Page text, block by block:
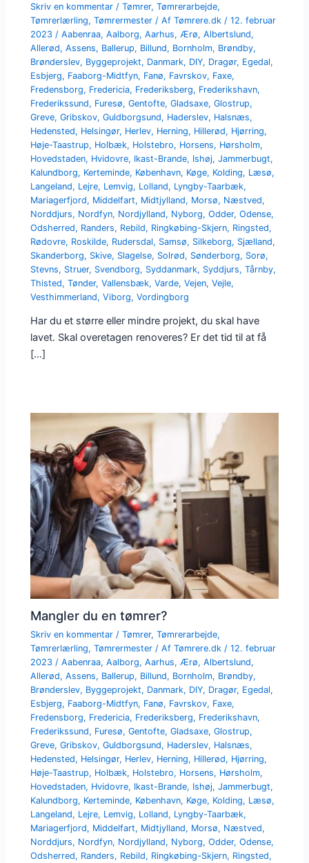
Skriv en kommentar /Tømrer,Tømrerarbejde,
Tømrerlærling,Tømrermester / AfTømrere.dk /12. februar
2023 /Aabenraa,Aalborg,Aarhus, Ærø,Albertslund,
Allerød,Assens, Ballerup, Billund, Bornholm, Brøndby,
Brønderslev, Byggeprojekt, Danmark, DIY, Dragør, Egedal,
Esbjerg, Faaborg-Midtfyn, Fanø, Favrskov, Faxe,
Fredensborg, Fredericia, Frederiksberg, Frederikshavn,
Frederikssund, Furesø,Gentofte,Gladsaxe,Glostrup,
Greve,Gribskov,Guldborgsund, Haderslev, Halsnæs,
Hedensted, Helsingør, Herlev, Herning, Hillerød, Hjørring,
Høje-Taastrup, Holbæk, Holstebro, Horsens, Hørsholm,
Hovedstaden, Hvidovre, Ikast-Brande, Ishøj,Jammerbugt,
Kalundborg, Kerteminde, København, Køge, Kolding, Læsø,
Langeland, Lejre, Lemvig, Lolland, Lyngby-Taarbæk,
Mariagerfjord, Middelfart, Midtjylland, Morsø, Næstved,
Norddjurs, Nordfyn, Nordjylland, Nyborg,Odder,Odense,
Odsherred, Randers, Rebild, Ringkøbing-Skjern, Ringsted,
Rødovre, Roskilde, Rudersdal, Samsø, Silkeborg, Sjælland,
Skanderborg, Skive, Slagelse, Solrød, Sønderborg, Sorø,
Stevns, Struer, Svendborg, Syddanmark, Syddjurs,Tårnby,
Thisted,Tønder,Vallensbæk,Varde,Vejen,Vejle,
Vesthimmerland,Viborg,Vordingborg
Har du et større eller mindre projekt, du skal have
lavet. Skal overetagen renoveres? Er det tid til at få
[…]
Mangler du en tømrer?
Skriv en kommentar /Tømrer,Tømrerarbejde,
Tømrerlærling,Tømrermester / AfTømrere.dk /12. februar
2023 /Aabenraa,Aalborg,Aarhus, Ærø,Albertslund,
Allerød,Assens, Ballerup, Billund, Bornholm, Brøndby,
Brønderslev, Byggeprojekt, Danmark, DIY, Dragør, Egedal,
Esbjerg, Faaborg-Midtfyn, Fanø, Favrskov, Faxe,
Fredensborg, Fredericia, Frederiksberg, Frederikshavn,
Frederikssund, Furesø,Gentofte,Gladsaxe,Glostrup,
Greve,Gribskov,Guldborgsund, Haderslev, Halsnæs,
Hedensted, Helsingør, Herlev, Herning, Hillerød, Hjørring,
Høje-Taastrup, Holbæk, Holstebro, Horsens, Hørsholm,
Hovedstaden, Hvidovre, Ikast-Brande, Ishøj,Jammerbugt,
Kalundborg, Kerteminde, København, Køge, Kolding, Læsø,
Langeland, Lejre, Lemvig, Lolland, Lyngby-Taarbæk,
Mariagerfjord, Middelfart, Midtjylland, Morsø, Næstved,
Norddjurs, Nordfyn, Nordjylland, Nyborg,Odder,Odense,
Odsherred, Randers, Rebild, Ringkøbing-Skjern, Ringsted,